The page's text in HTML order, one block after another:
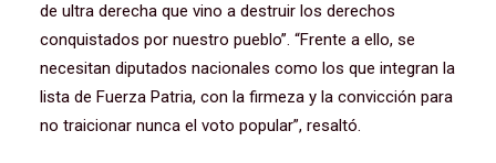
de ultra derecha que vino a destruir los derechos
conquistados por nuestro pueblo”. “Frente a ello, se
necesitan diputados nacionales como los que integran la
lista de Fuerza Patria, con la firmeza y la convicción para
no traicionar nunca el voto popular”, resaltó.